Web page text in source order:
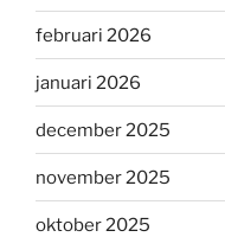
februari 2026
januari 2026
december 2025
november 2025
oktober 2025